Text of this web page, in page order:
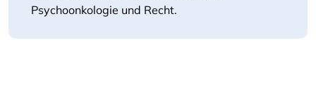
Psychoonkologie und Recht.